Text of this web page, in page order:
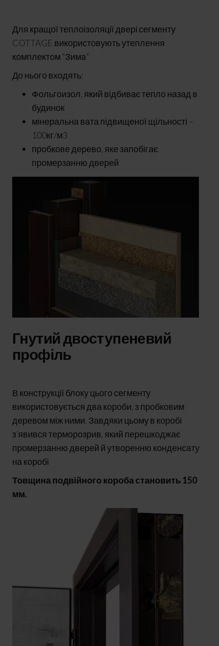
Для кращої теплоізоляції двері сегменту
COTTAGE використовують утеплення
комплектом “Зима”
До нього входять:
Фольгоизол, який відбиває тепло назад в
будинок
мінеральна вата підвищеної щільності –
100кг/м3
пробкове дерево, яке запобігає
промерзанню дверей
Гнутий двоступеневий
профіль
В конструкції блоку цього сегменту
використовується два короби, з пробковим
деревом між ними. Завдяки цьому в коробі
з’явився терморозрив, який перешкоджає
промерзанню дверей й утворенню конденсату
на коробі
Товщина подвійного короба становить 150
мм.